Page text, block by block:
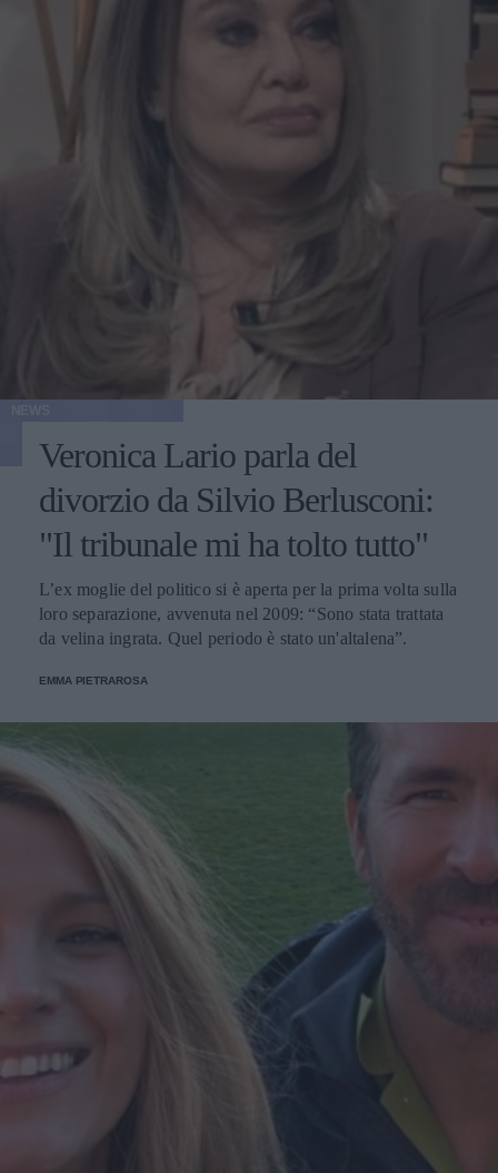
Veronica Lario parla del
divorzio da Silvio Berlusconi:
"Il tribunale mi ha tolto tutto"
L’ex moglie del politico si è aperta per la prima volta sulla
loro separazione, avvenuta nel 2009: “Sono stata trattata
da velina ingrata. Quel periodo è stato un'altalena”.
EMMA PIETRAROSA